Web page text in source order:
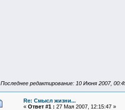
Последнее редактирование: 10 Июня 2007,
Re: Смысл жизни...
« Ответ #1 : 27 Мая 2007, 12:15:47 »